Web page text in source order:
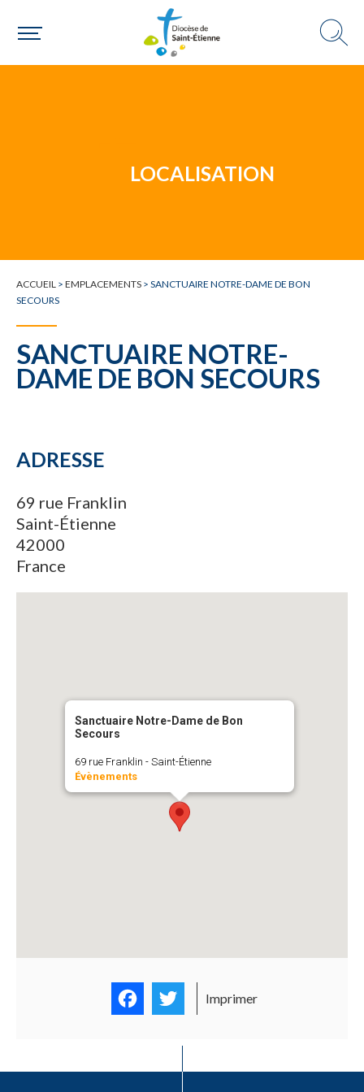
Un mouvement
LOCALISATION
ACCUEIL > EMPLACEMENTS > SANCTUAIRE NOTRE-DAME DE BON
SECOURS
SANCTUAIRE NOTRE-
DAME DE BON SECOURS
ADRESSE
69 rue Franklin
Saint-Étienne
42000
France
Sanctuaire Notre-Dame de Bon
Secours
69 rue Franklin - Saint-Étienne
Évènements
FacebookTwitter
Imprimer